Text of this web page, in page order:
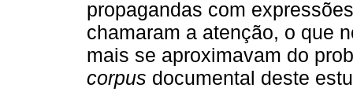
propagandas com
chamaram a atenção, o que
mais se aproximavam do
corpus documental deste